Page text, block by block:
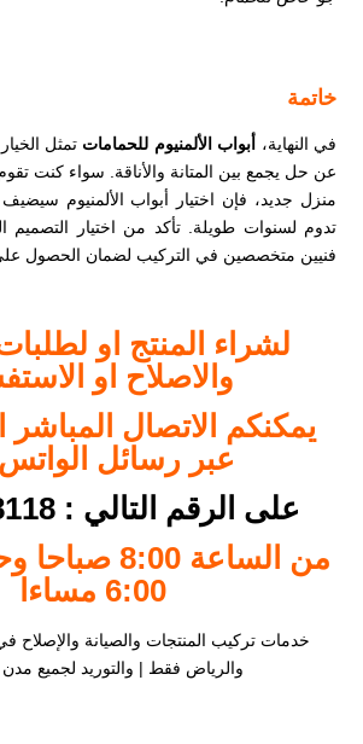
خاتمة
في النهاية، أبواب الألمنيوم للحمامات تمثل
عن حل يجمع بين المتانة والأناقة. سواء كنت
منزل جديد، فإن اختيار أبواب الألمنيوم
تدوم لسنوات طويلة. تأكد من اختيار التصميم
فنيين متخصصين في التركيب لضمان الحصول
لشراء المنتج او
والاصلاح او
يمكنكم الاتصال المباشر
عبر رسائل
على الرقم التالي : 0595008118
من الساعة
6:00 مساءا
خدمات تركيب المنتجات والصيانة والإصلاح
والرياض فقط | والتوريد لجميع مدن